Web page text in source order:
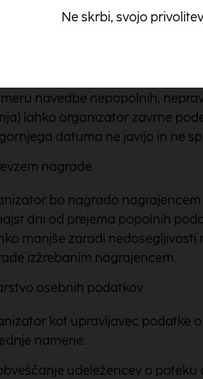
navedbe nepopolnih,
lahko organizator zavrne
datuma ne javijo in ne
nagrade
bo nagrado nagrajencem
dni od prejema popolnih
manjše zaradi
izžrebanim nagrajencem.
osebnih podatkov
kot upravljavec podatke
namene:
udeležencev o
Ne skrbi, svojo